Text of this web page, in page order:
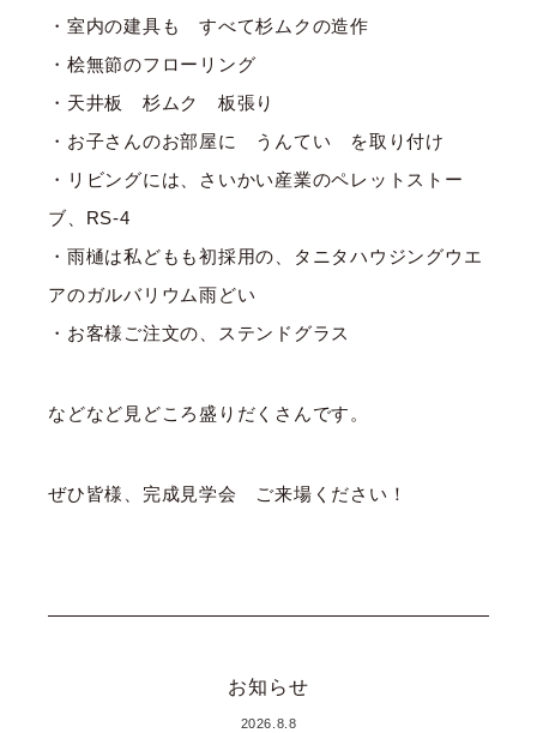
・室内の建具も すべて杉ムクの造作
・桧無節のフローリング
・天井板 杉ムク 板張り
・お子さんのお部屋に うんてい を取り付け
・リビングには、さいかい産業のペレットストー
ブ、RS-4
・雨樋は私どもも初採用の、タニタハウジングウエ
アのガルバリウム雨どい
・お客様ご注文の、ステンドグラス
などなど見どころ盛りだくさんです。
ぜひ皆様、完成見学会 ご来場ください！
お知らせ
2026.8.8